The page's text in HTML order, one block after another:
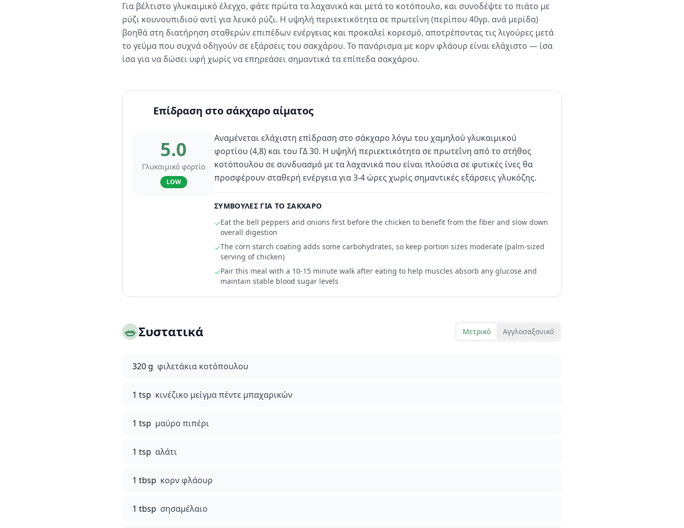
Για βέλτιστο γλυκαιμικό έλεγχο, φάτε πρώτα τα λαχανικά και μετά το κοτόπουλο, και συνοδέψτε το πιάτο με
ρύζι κουνουπιδιού αντί για λευκό ρύζι. Η υψηλή περιεκτικότητα σε πρωτεΐνη (περίπου 40γρ. ανά μερίδα)
βοηθά στη διατήρηση σταθερών επιπέδων ενέργειας και προκαλεί κορεσμό, αποτρέποντας τις λιγούρες μετά
το γεύμα που συχνά οδηγούν σε εξάρσεις του σακχάρου. Το πανάρισμα με κορν φλάουρ είναι ελάχιστο — ίσα
ίσα για να δώσει υφή χωρίς να επηρεάσει σημαντικά τα επίπεδα σακχάρου.
Επίδραση στο σάκχαρο αίματος
5.0
Γλυκαιμικό φορτίο
LOW
Αναμένεται ελάχιστη επίδραση στο σάκχαρο λόγω του χαμηλού γλυκαιμικού
φορτίου (4,8) και του ΓΔ 30. Η υψηλή περιεκτικότητα σε πρωτεΐνη από το στήθος
κοτόπουλου σε συνδυασμό με τα λαχανικά που είναι πλούσια σε φυτικές ίνες θα
προσφέρουν σταθερή ενέργεια για 3-4 ώρες χωρίς σημαντικές εξάρσεις γλυκόζης.
ΣΥΜΒΟΥΛΈΣ ΓΙΑ ΤΟ ΣΆΚΧΑΡΟ
✓Eat the bell peppers and onions first before the chicken to benefit from the fiber and slow down
overall digestion
✓The corn starch coating adds some carbohydrates, so keep portion sizes moderate (palm-sized
serving of chicken)
✓Pair this meal with a 10-15 minute walk after eating to help muscles absorb any glucose and
maintain stable blood sugar levels
🥗Συστατικά Μετρικό Αγγλοσαξονικό
320 g φιλετάκια κοτόπουλου
1 tsp κινέζικο μείγμα πέντε μπαχαρικών
1 tsp μαύρο πιπέρι
1 tsp αλάτι
1 tbsp κορν φλάουρ
1 tbsp σησαμέλαιο